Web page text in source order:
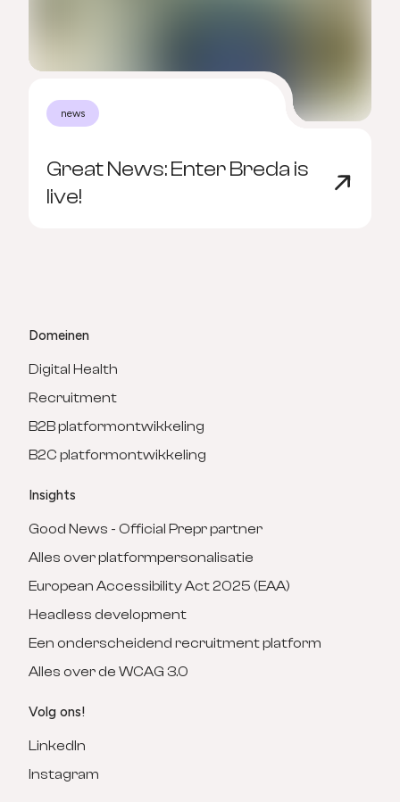
news
Great News: Enter Breda is
live!
Domeinen
Digital Health
Recruitment
B2B platformontwikkeling
B2C platformontwikkeling
Insights
Good News - Official Prepr partner
Alles over platformpersonalisatie
European Accessibility Act 2025 (EAA)
Headless development
Een onderscheidend recruitment platform
Alles over de WCAG 3.0
Volg ons!
LinkedIn
Instagram